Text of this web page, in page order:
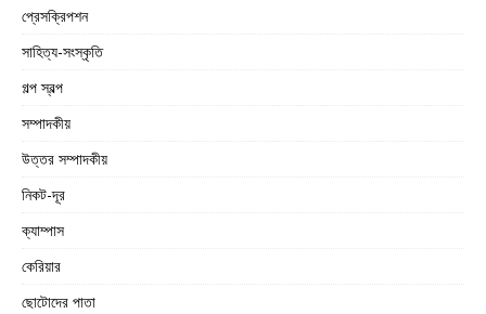
প্রেসক্রিপশন
সাহিত্য-সংস্কৃতি
গল্প স্বল্প
সম্পাদকীয়
উত্তর সম্পাদকীয়
নিকট-দূর
ক্যাম্পাস
কেরিয়ার
ছোটোদের পাতা